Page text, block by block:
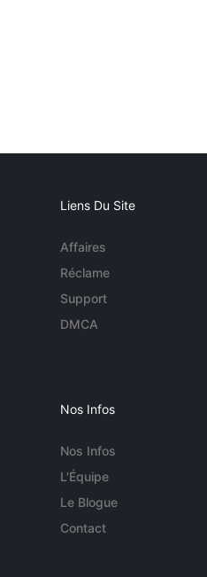
Liens Du Site
Affaires
Réclame
Support
DMCA
Nos Infos
Nos Infos
L'Équipe
Le Blogue
Contact